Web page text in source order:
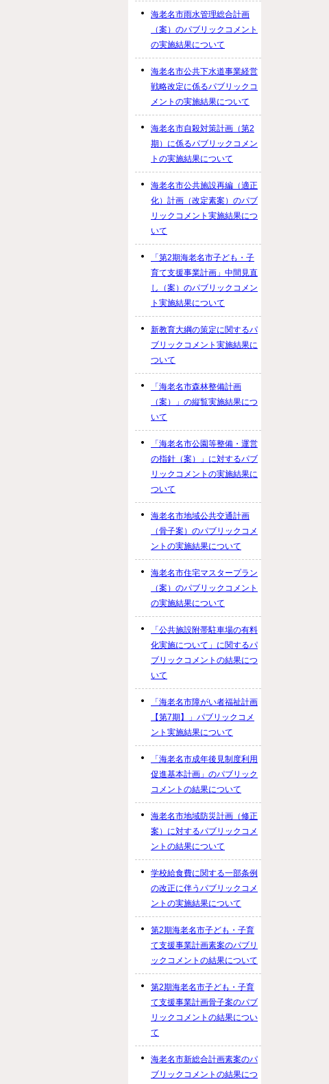
海老名市雨水管理総合計画
（案）のパブリックコメント
の実施結果について
海老名市公共下水道事業経営
戦略改定に係るパブリックコ
メントの実施結果について
海老名市自殺対策計画（第2
期）に係るパブリックコメン
トの実施結果について
海老名市公共施設再編（適正
化）計画（改定素案）のパブ
リックコメント実施結果につ
いて
「第2期海老名市子ども・子
育て支援事業計画」中間見直
し（案）のパブリックコメン
ト実施結果について
新教育大綱の策定に関するパ
ブリックコメント実施結果に
ついて
「海老名市森林整備計画
（案）」の縦覧実施結果につ
いて
「海老名市公園等整備・運営
の指針（案）」に対するパブ
リックコメントの実施結果に
ついて
海老名市地域公共交通計画
（骨子案）のパブリックコメ
ントの実施結果について
海老名市住宅マスタープラン
（案）のパブリックコメント
の実施結果について
「公共施設附帯駐車場の有料
化実施について」に関するパ
ブリックコメントの結果につ
いて
「海老名市障がい者福祉計画
【第7期】」パブリックコメ
ント実施結果について
「海老名市成年後見制度利用
促進基本計画」のパブリック
コメントの結果について
海老名市地域防災計画（修正
案）に対するパブリックコメ
ントの結果について
学校給食費に関する一部条例
の改正に伴うパブリックコメ
ントの実施結果について
第2期海老名市子ども・子育
て支援事業計画素案のパブリ
ックコメントの結果について
第2期海老名市子ども・子育
て支援事業計画骨子案のパブ
リックコメントの結果につい
て
海老名市新総合計画素案のパ
ブリックコメントの結果につ